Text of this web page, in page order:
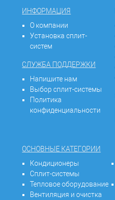
ИНФОРМАЦИЯ
О компании
Установка сплит-
систем
СЛУЖБА ПОДДЕРЖКИ
Напишите нам
Выбор сплит-системы
Политика
конфиденциальности
ОСНОВНЫЕ КАТЕГОРИИ
Кондиционеры
Сплит-системы
Тепловое оборудование
Вентиляция и очистка